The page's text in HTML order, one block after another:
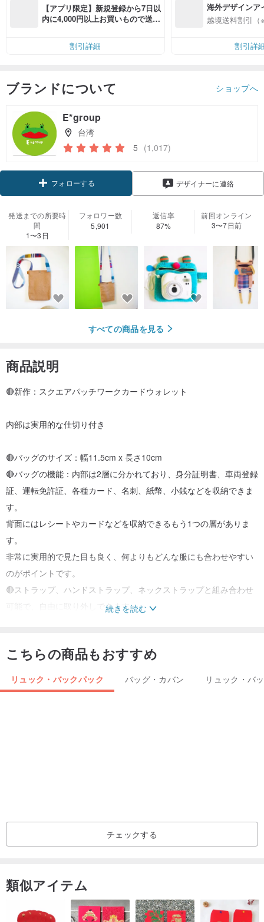
【アプリ限定】新規登録から7日以
内に4,000円以上お買いもので送料
割引詳細
海外デザインア
入
越境送料割引（
割引詳
ブランドについて ショップへ
E*group
台湾
5 (1,017)
フォローする デザイナーに連絡
発送までの所要時
間
1〜3日
フォロワー数
5,901
返信率
87%
前回オンライン
3〜7日前
すべての商品を見る
商品説明
🔴新作：スクエアパッチワークカードウォレット
内部は実用的な仕切り付き
🔴バッグのサイズ：幅11.5cm x 長さ10cm
🔴バッグの機能：内部は2層に分かれており、身分証明書、車両登録
証、運転免許証、各種カード、名刺、紙幣、小銭などを収納できま
す。
背面にはレシートやカードなどを収納できるもう1つの層がありま
す。
非常に実用的で見た目も良く、何よりもどんな服にも合わせやすい
のがポイントです。
🔴ストラップ、ハンドストラップ、ネックストラップと組み合わせ
可能で、自由に取り外しできます。
ます。丁寧に選ばれた配色は、どんな服にも合わせやすく、アクセ
🔴その他の配色はこちら：
ベージュタンニンオレンジチェック
ベージュタンニン黒と白のストライプ
続きを読む
こちらの商品もおすすめ
リュック・バックパック バッグ・カバン リュック・バ
チェックする
類似アイテム